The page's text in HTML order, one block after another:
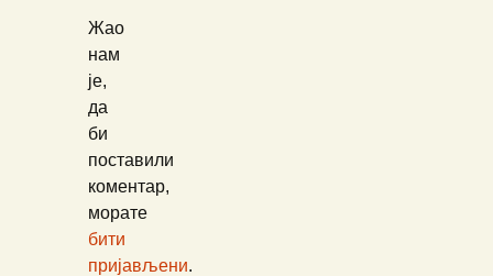
Жао
нам
је,
да
би
поставили
коментар,
морате
бити
пријављени.